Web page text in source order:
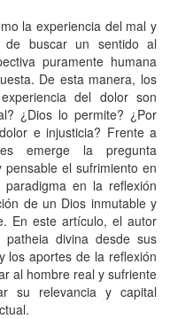
la experiencia del mal y
de buscar un sentido al
puramente humana
De esta manera, los
del dolor son
¿Dios lo permite? ¿Por
e injusticia? Frente a
emerge la pregunta
el sufrimiento en
en la reflexión
de un Dios inmutable y
En este artículo, el autor
divina desde sus
los aportes de la reflexión
al hombre real y sufriente
su relevancia y capital